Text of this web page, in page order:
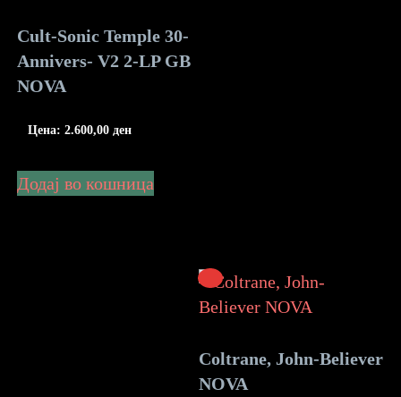
Cult-Sonic Temple 30-
Annivers- V2 2-LP GB
NOVA
Цена: 2.600,00 ден
Додај во кошница
Coltrane, John-Believer
NOVA